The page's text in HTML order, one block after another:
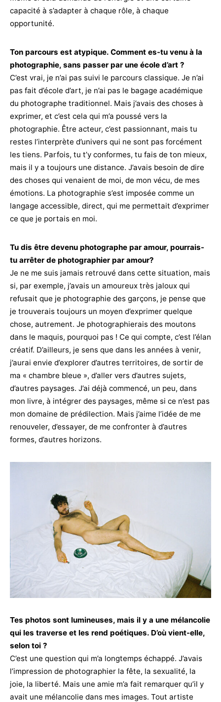
capacité à s’adapter à chaque rôle, à chaque
opportunité.
Ton parcours est atypique. Comment es-tu venu à la
photographie, sans passer par une école d’art ?
C’est vrai, je n’ai pas suivi le parcours classique. Je n’ai
pas fait d’école d’art, je n’ai pas le bagage académique
du photographe traditionnel. Mais j’avais des choses à
exprimer, et c’est cela qui m’a poussé vers la
photographie. Être acteur, c’est passionnant, mais tu
restes l’interprète d’univers qui ne sont pas forcément
les tiens. Parfois, tu t’y conformes, tu fais de ton mieux,
mais il y a toujours une distance. J’avais besoin de dire
des choses qui venaient de moi, de mon vécu, de mes
émotions. La photographie s’est imposée comme un
langage accessible, direct, qui me permettait d’exprimer
ce que je portais en moi.
Tu dis être devenu photographe par amour, pourrais-
tu arrêter de photographier par amour?
Je ne me suis jamais retrouvé dans cette situation, mais
si, par exemple, j’avais un amoureux très jaloux qui
refusait que je photographie des garçons, je pense que
je trouverais toujours un moyen d’exprimer quelque
chose, autrement. Je photographierais des moutons
dans le maquis, pourquoi pas ! Ce qui compte, c’est l’élan
créatif. D’ailleurs, je sens que dans les années à venir,
j’aurai envie d’explorer d’autres territoires, de sortir de
ma « chambre bleue », d’aller vers d’autres sujets,
d’autres paysages. J’ai déjà commencé, un peu, dans
mon livre, à intégrer des paysages, même si ce n’est pas
mon domaine de prédilection. Mais j’aime l’idée de me
renouveler, d’essayer, de me confronter à d’autres
formes, d’autres horizons.
Tes photos sont lumineuses, mais il y a une mélancolie
qui les traverse et les rend poétiques. D’où vient-elle,
selon toi ?
C’est une question qui m’a longtemps échappé. J’avais
l’impression de photographier la fête, la sexualité, la
joie, la liberté. Mais une amie m’a fait remarquer qu’il y
avait une mélancolie dans mes images. Tout artiste